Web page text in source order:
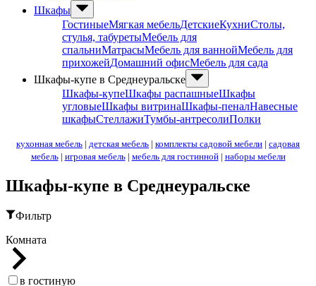
Шкафы
ГостиныеМягкая мебельДетскиеКухниСтолы,
стулья, табуретыМебель для
спальниМатрасыМебель для ваннойМебель для
прихожейДомашний офисМебель для сада
Шкафы-купе в Среднеуральске
Шкафы-купеШкафы распашныеШкафы
угловыеШкафы витринаШкафы-пеналНавесные
шкафыСтеллажиТумбы-антресолиПолки
кухонная мебель | детская мебель | комплекты садовой мебели | садовая
мебель| игровая мебель| мебель для гостинной| наборы мебели
Шкафы-купе в Среднеуральске
Фильтр
Комната
в гостиную